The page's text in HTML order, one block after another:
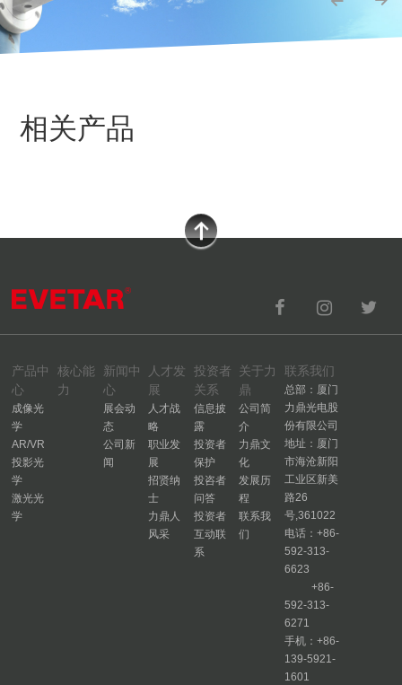
相关产品
产品中
心
成像光
学
AR/VR
投影光
学
激光光
学
核心能
力
新闻中
心
展会动
态
公司新
闻
人才发
展
人才战
略
职业发
展
招贤纳
士
力鼎人
风采
投资者
关系
信息披
露
投资者
保护
投咨者
问答
投资者
互动联
系
关于力
鼎
公司简
介
力鼎文
化
发展历
程
联系我
们
联系我们
总部：厦门
力鼎光电股
份有限公司
地址：厦门
市海沧新阳
工业区新美
路26
号,361022
电话：+86-
592-313-
6623
+86-
592-313-
6271
手机：+86-
139-5921-
1601